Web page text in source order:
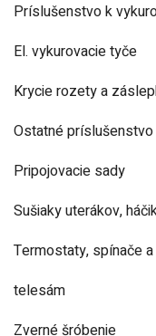
Príslušenstvo k
El. vykurovacie tyče
Krycie rozety a
Ostatné
Pripojovacie sady
Sušiaky uterákov,
Termostaty, spínače
telesám
Zverné šróbenie